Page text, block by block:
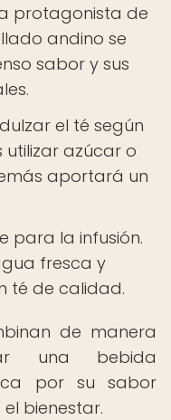
protagonista de
andino se
sabor y sus
el té según
utilizar azúcar o
aportará un
para la infusión.
fresca y
té de calidad.
de manera
una bebida
por su sabor
bienestar.